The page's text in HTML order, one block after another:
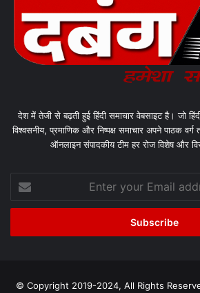
देश में तेजी से बढ़ती हुई हिंदी समाचार वेबसाइट है। जो
विश्वसनीय, प्रमाणिक और निष्पक्ष समाचार अपने पाठक
ऑनलाइन संपादकीय टीम हर रोज विशेष और
your
Email
© Copyright 2019-2024, All Rights